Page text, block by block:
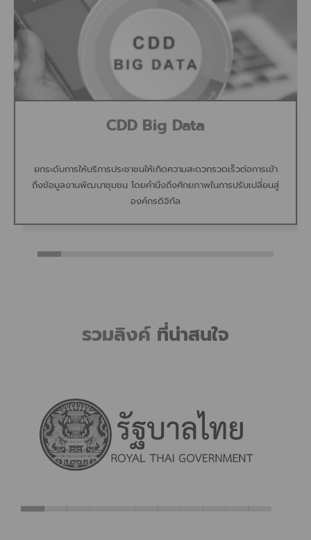
CDD Big Data
ยกระดับการให้บริการประชาชนให้เกิดความสะดวกรวดเร็วต่อการเข้า
ถึงข้อมูลงานพัฒนาชุมชน โดยคำนึงถึงศักยภาพในการปรับเปลี่ยนสู่
องค์กรดิจิทัล
รวมลิงค์ ที่น่าสนใจ